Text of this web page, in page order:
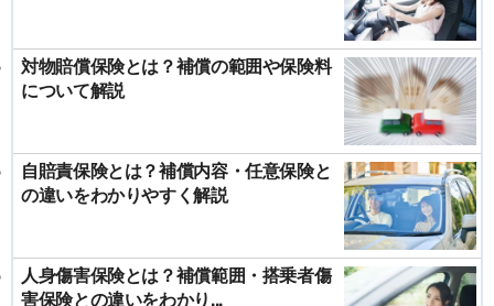
対物賠償保険とは？補償の範囲や保険料
について解説
自賠責保険とは？補償内容・任意保険と
の違いをわかりやすく解説
人身傷害保険とは？補償範囲・搭乗者傷
害保険との違いをわかり...